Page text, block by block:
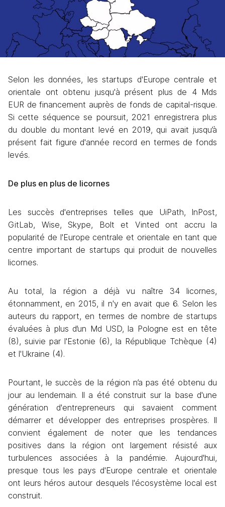
Selon les données, les startups d'Europe centrale et
orientale ont obtenu jusqu'à présent plus de 4 Mds
EUR de financement auprès de fonds de capital-risque.
Si cette séquence se poursuit, 2021 enregistrera plus
du double du montant levé en 2019, qui avait jusqu’à
présent fait figure d'année record en termes de fonds
levés.
De plus en plus de licornes
Les succès d'entreprises telles que UiPath, InPost,
GitLab, Wise, Skype, Bolt et Vinted ont accru la
popularité de l'Europe centrale et orientale en tant que
centre important de startups qui produit de nouvelles
licornes.
Au total, la région a déjà vu naître 34 licornes,
étonnamment, en 2015, il n'y en avait que 6. Selon les
auteurs du rapport, en termes de nombre de startups
évaluées à plus d’un Md USD, la Pologne est en tête
(8), suivie par l'Estonie (6), la République Tchèque (4)
et l'Ukraine (4).
Pourtant, le succès de la région n’a pas été obtenu du
jour au lendemain. Il a été construit sur la base d'une
génération d'entrepreneurs qui savaient comment
démarrer et développer des entreprises prospères. Il
convient également de noter que les tendances
positives dans la région ont largement résisté aux
turbulences associées à la pandémie. Aujourd'hui,
presque tous les pays d'Europe centrale et orientale
ont leurs héros autour desquels l'écosystème local est
construit.